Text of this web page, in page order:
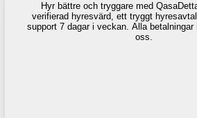
Hyr bättre och tryggare med Qasa
verifierad hyresvärd, ett tryggt
support 7 dagar i veckan. Alla betalningar
oss.